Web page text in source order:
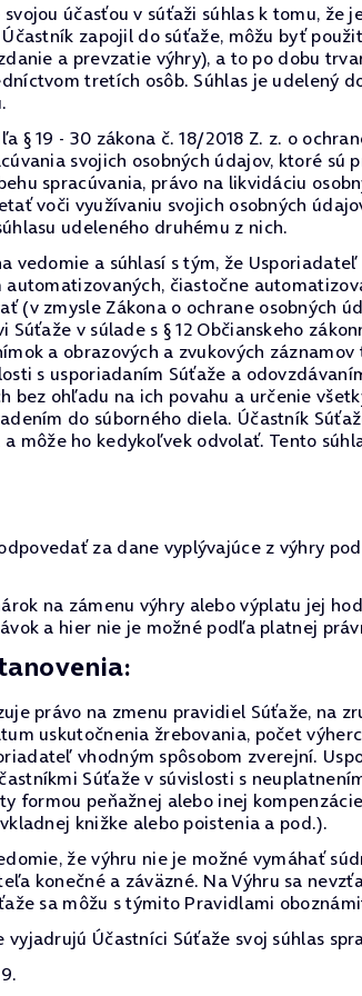
účasťou v súťaži súhlas k tomu,
zapojil do súťaže, môžu byť
a prevzatie výhry), a to po dobu
tretích osôb. Súhlas je udelený
§ 19 - 30 zákona č. 18/2018 Z. z. o
svojich osobných údajov, ktoré
spracúvania, právo na likvidáciu
voči využívaniu svojich osobných
udeleného druhému z nich.
vedomie a súhlasí s tým, že
automatizovaných, čiastočne
(v zmysle Zákona o ochrane osobných
v súlade s § 12 Občianskeho
a obrazových a zvukových
s usporiadaním Súťaže a
bez ohľadu na ich povahu a určenie
do súborného diela. Účastník
môže ho kedykoľvek odvolať. Tento
za dane vyplývajúce z výhry
na zámenu výhry alebo výplatu jej
a hier nie je možné podľa platnej
právo na zmenu pravidiel Súťaže, na
uskutočnenia žrebovania, počet
vhodným spôsobom zverejní.
Súťaže v súvislosti s
formou peňažnej alebo inej
knižke alebo poistenia a pod.).
že výhru nie je možné vymáhať
konečné a záväzné. Na Výhru sa
sa môžu s týmito Pravidlami
vyjadrujú Účastníci Súťaže svoj súhlas